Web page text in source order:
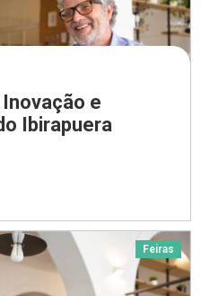
e
Ibirapuera
Feiras